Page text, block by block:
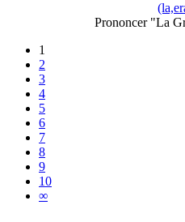
Prononcer "La
1
2
3
4
5
6
7
8
9
10
∞